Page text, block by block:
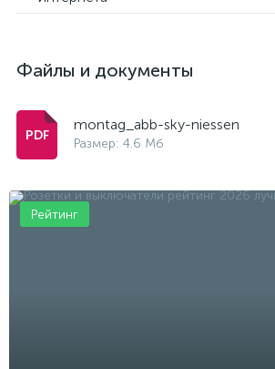
Файлы и документы
montag_abb-sky-niessen
Размер: 4.6 Мб
Рейтинг